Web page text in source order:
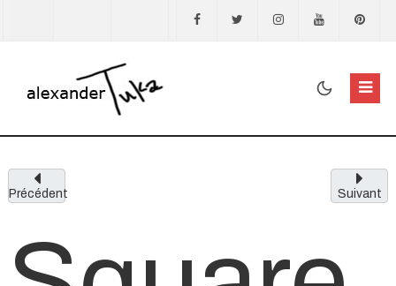
Précédent Suivant